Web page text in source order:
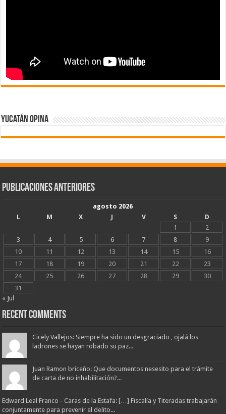
Yucatán Opina
Publicaciones Anteriores
agosto 2026
L
M X J V S
D
1
2
3
4 5 6 7 8
9
10
11 12 13 14 15
16
17
18 19 20 21 22
23
24
25 26 27 28 29
30
31
« Jul
Recent Comments
Cicely Vallejos: Siempre ha sido un desgraciado , ojalá los
ladrones se hayan robado su paz...
Juan Ramon briceño: Que documentos nesesito para el trámite
de carta de no inhabilitación?...
Edward Leal Franco - Caras de la Estafa: […] Fiscalía y Titeradas trabajarán
conjuntamente para prevenir el delito...